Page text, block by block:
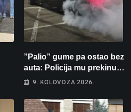
”Palio” gume pa ostao bez
auta: Policija mu prekinula
”show” na parkingu u
9. KOLOVOZA 2026.